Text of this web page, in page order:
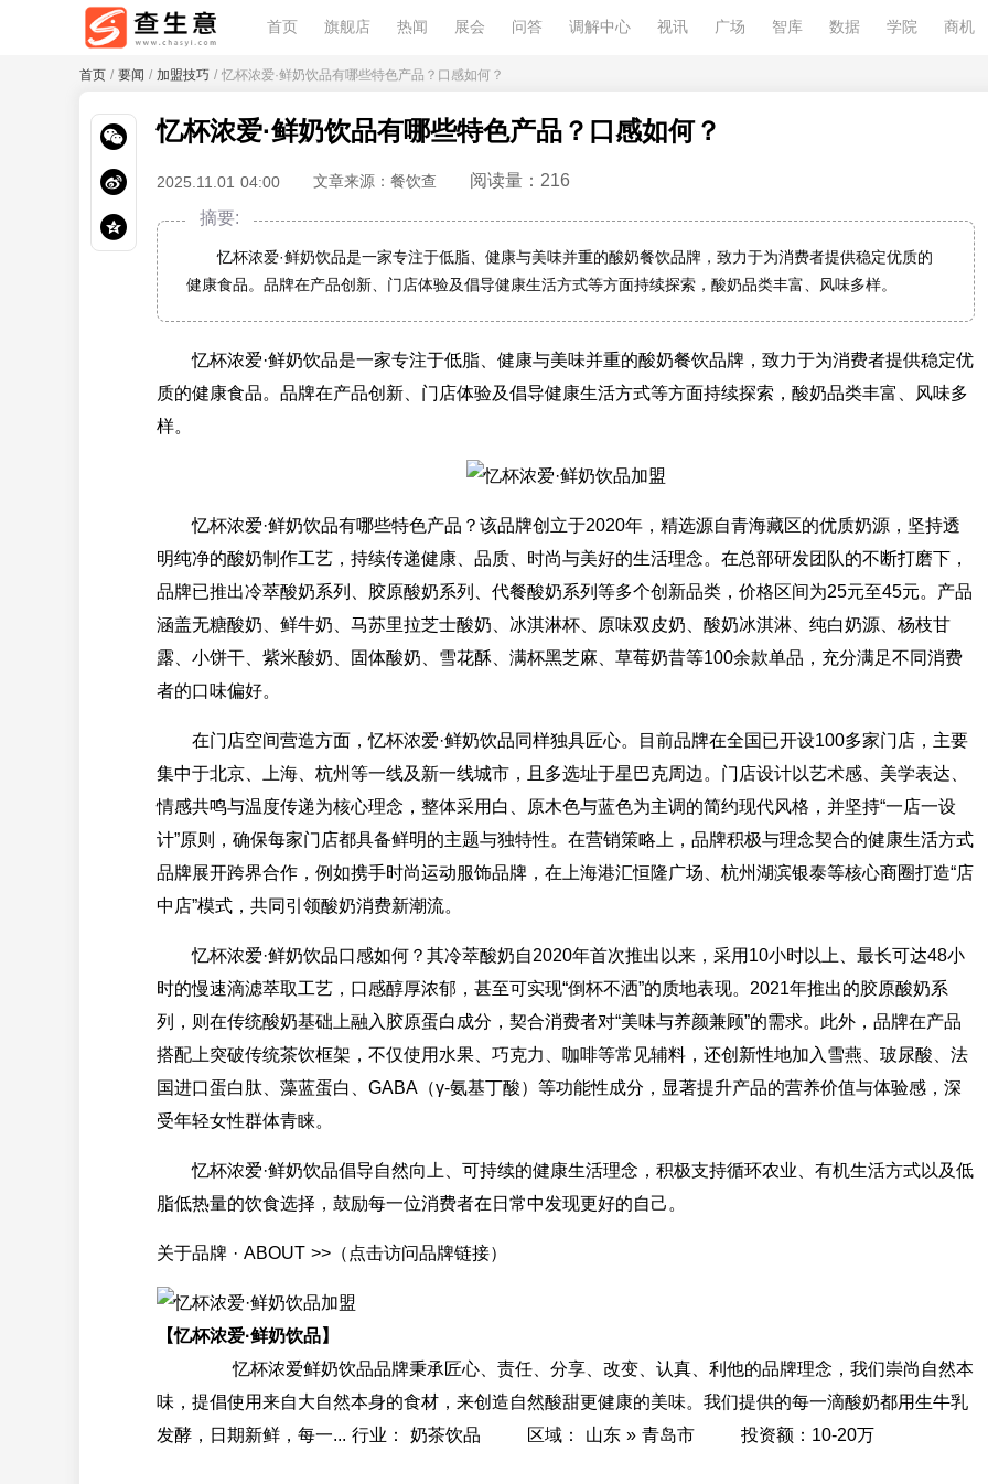
首页 旗舰店 热闻 展会 问答 调解中心 视讯 广场 智库 数据 学院 商机
首页 / 要闻 / 加盟技巧 / 忆杯浓爱·鲜奶饮品有哪些特色产品？口感如何？
忆杯浓爱·鲜奶饮品有哪些特色产品？口感如何？
2025.11.01 04:00 文章来源：餐饮查
阅读量：216
摘要:
忆杯浓爱·鲜奶饮品是一家专注于低脂、健康与美味并重的酸奶餐饮品牌，致力于为消费者提供稳定优质的
健康食品。品牌在产品创新、门店体验及倡导健康生活方式等方面持续探索，酸奶品类丰富、风味多样。
忆杯浓爱·鲜奶饮品是一家专注于低脂、健康与美味并重的酸奶餐饮品牌，致力于为消费者提供稳定优
质的健康食品。品牌在产品创新、门店体验及倡导健康生活方式等方面持续探索，酸奶品类丰富、风味多
样。
忆杯浓爱·鲜奶饮品有哪些特色产品？该品牌创立于2020年，精选源自青海藏区的优质奶源，坚持透
明纯净的酸奶制作工艺，持续传递健康、品质、时尚与美好的生活理念。在总部研发团队的不断打磨下，
品牌已推出冷萃酸奶系列、胶原酸奶系列、代餐酸奶系列等多个创新品类，价格区间为25元至45元。产品
涵盖无糖酸奶、鲜牛奶、马苏里拉芝士酸奶、冰淇淋杯、原味双皮奶、酸奶冰淇淋、纯白奶源、杨枝甘
露、小饼干、紫米酸奶、固体酸奶、雪花酥、满杯黑芝麻、草莓奶昔等100余款单品，充分满足不同消费
者的口味偏好。
在门店空间营造方面，忆杯浓爱·鲜奶饮品同样独具匠心。目前品牌在全国已开设100多家门店，主要
集中于北京、上海、杭州等一线及新一线城市，且多选址于星巴克周边。门店设计以艺术感、美学表达、
情感共鸣与温度传递为核心理念，整体采用白、原木色与蓝色为主调的简约现代风格，并坚持“一店一设
计”原则，确保每家门店都具备鲜明的主题与独特性。在营销策略上，品牌积极与理念契合的健康生活方式
品牌展开跨界合作，例如携手时尚运动服饰品牌，在上海港汇恒隆广场、杭州湖滨银泰等核心商圈打造“店
中店”模式，共同引领酸奶消费新潮流。
忆杯浓爱·鲜奶饮品口感如何？其冷萃酸奶自2020年首次推出以来，采用10小时以上、最长可达48小
时的慢速滴滤萃取工艺，口感醇厚浓郁，甚至可实现“倒杯不洒”的质地表现。2021年推出的胶原酸奶系
列，则在传统酸奶基础上融入胶原蛋白成分，契合消费者对“美味与养颜兼顾”的需求。此外，品牌在产品
搭配上突破传统茶饮框架，不仅使用水果、巧克力、咖啡等常见辅料，还创新性地加入雪燕、玻尿酸、法
国进口蛋白肽、藻蓝蛋白、GABA（γ-氨基丁酸）等功能性成分，显著提升产品的营养价值与体验感，深
受年轻女性群体青睐。
忆杯浓爱·鲜奶饮品倡导自然向上、可持续的健康生活理念，积极支持循环农业、有机生活方式以及低
脂低热量的饮食选择，鼓励每一位消费者在日常中发现更好的自己。
关于品牌 · ABOUT >>（点击访问品牌链接）
【忆杯浓爱·鲜奶饮品】
忆杯浓爱鲜奶饮品品牌秉承匠心、责任、分享、改变、认真、利他的品牌理念，我们崇尚自然本
味，提倡使用来自大自然本身的食材，来创造自然酸甜更健康的美味。我们提供的每一滴酸奶都用生牛乳
发酵，日期新鲜，每一... 行业： 奶茶饮品 区域： 山东 » 青岛市 投资额：10-20万